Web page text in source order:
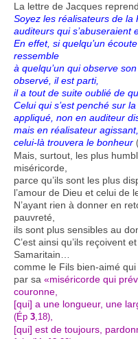
La lettre de Jacques
Soyez les réalisateurs de la
auditeurs qui s’abuseraient
En effet, si quelqu’un
ressemble
à quelqu’un qui observe
observé, il est parti,
il a tout de suite oublié de
Celui qui s’est penché sur
appliqué, non en auditeur
mais en réalisateur agissant,
celui-là trouvera le bonheur
Mais, surtout, les plus
miséricorde,
parce qu’ils sont les plus
l’amour de Dieu et celui de
N’ayant rien à donner en
pauvreté,
ils sont plus sensibles au
C’est ainsi qu’ils reçoivent
Samaritain…
comme le Fils bien-aimé
par sa «miséricorde qui
couronne,
[qui] a une longueur, une
(Ép 3,18)
[qui] est de toujours,